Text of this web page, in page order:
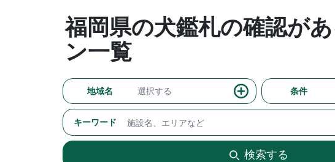
福岡県の犬鑑札の確認が
ン一覧
地域名 選択する 条件
キーワード
検索する